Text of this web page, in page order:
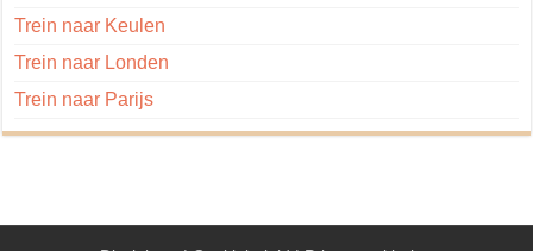
Trein naar Keulen
Trein naar Londen
Trein naar Parijs